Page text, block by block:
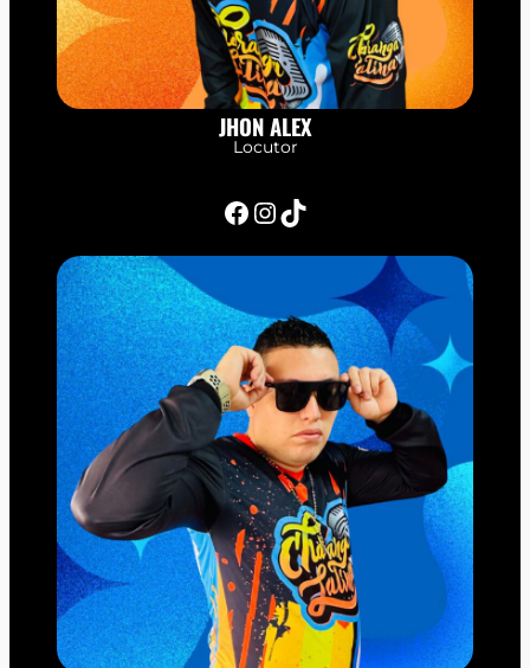
JHON ALEX
Locutor
Facebook InstagramTikTok